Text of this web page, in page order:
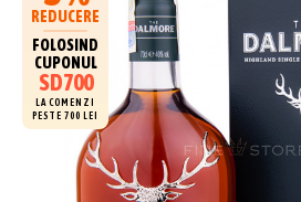
REDUCERE
FOLOSIND
CUPONUL
SD700
LA COMENZI
PESTE 700 LEI